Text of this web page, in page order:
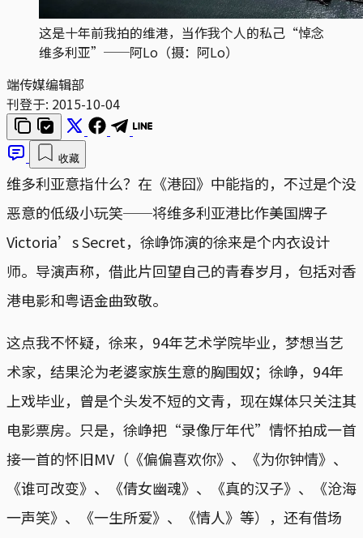
这是十年前我拍的维港，当作我个人的私己“悼念
维多利亚”──阿Lo（摄：阿Lo）
端传媒编辑部
刊登于: 2015-10-04
收藏
维多利亚意指什么？在《港囧》中能指的，不过是个没
恶意的低级小玩笑──将维多利亚港比作美国牌子
Victoria’s Secret，徐峥饰演的徐来是个内衣设计
师。导演声称，借此片回望自己的青春岁月，包括对香
港电影和粤语金曲致敬。
这点我不怀疑，徐来，94年艺术学院毕业，梦想当艺
术家，结果沦为老婆家族生意的胸围奴；徐峥，94年
上戏毕业，曾是个头发不短的文青，现在媒体只关注其
电影票房。只是，徐峥把“录像厅年代”情怀拍成一首
接一首的怀旧MV（《偏偏喜欢你》、《为你钟情》、
《谁可改变》、《倩女幽魂》、《真的汉子》、《沧海
一声笑》、《一生所爱》、《情人》等），还有借场